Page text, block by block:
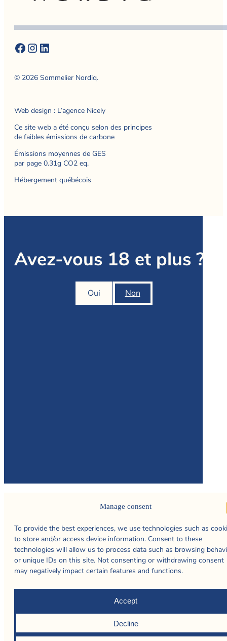
Manage consent
To provide the best experiences, we use technologies such as
to store and/or access device information. Consent to these
technologies will allow us to process data such as browsing
or unique IDs on this site. Not consenting or withdrawing consent
may negatively impact certain features and functions.
Accept
Decline
© 2026 Sommelier Nordiq.
Web design : L’agence Nicely
Ce site web a été conçu selon des principes
de faibles émissions de carbone
Émissions moyennes de GES
par page 0.31g CO2 eq.
Hébergement québécois
Avez-vous 18 et plus ?
Oui Non